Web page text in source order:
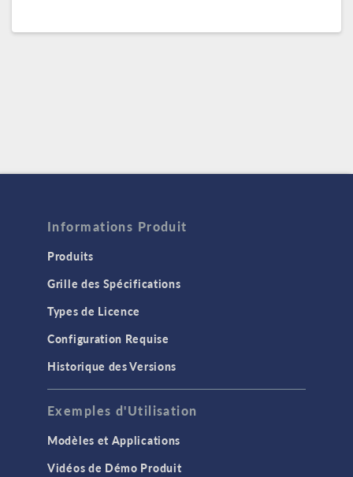
Informations Produit
Produits
Grille des Spécifications
Types de Licence
Configuration Requise
Historique des Versions
Exemples d'Utilisation
Modèles et Applications
Vidéos de Démo Produit